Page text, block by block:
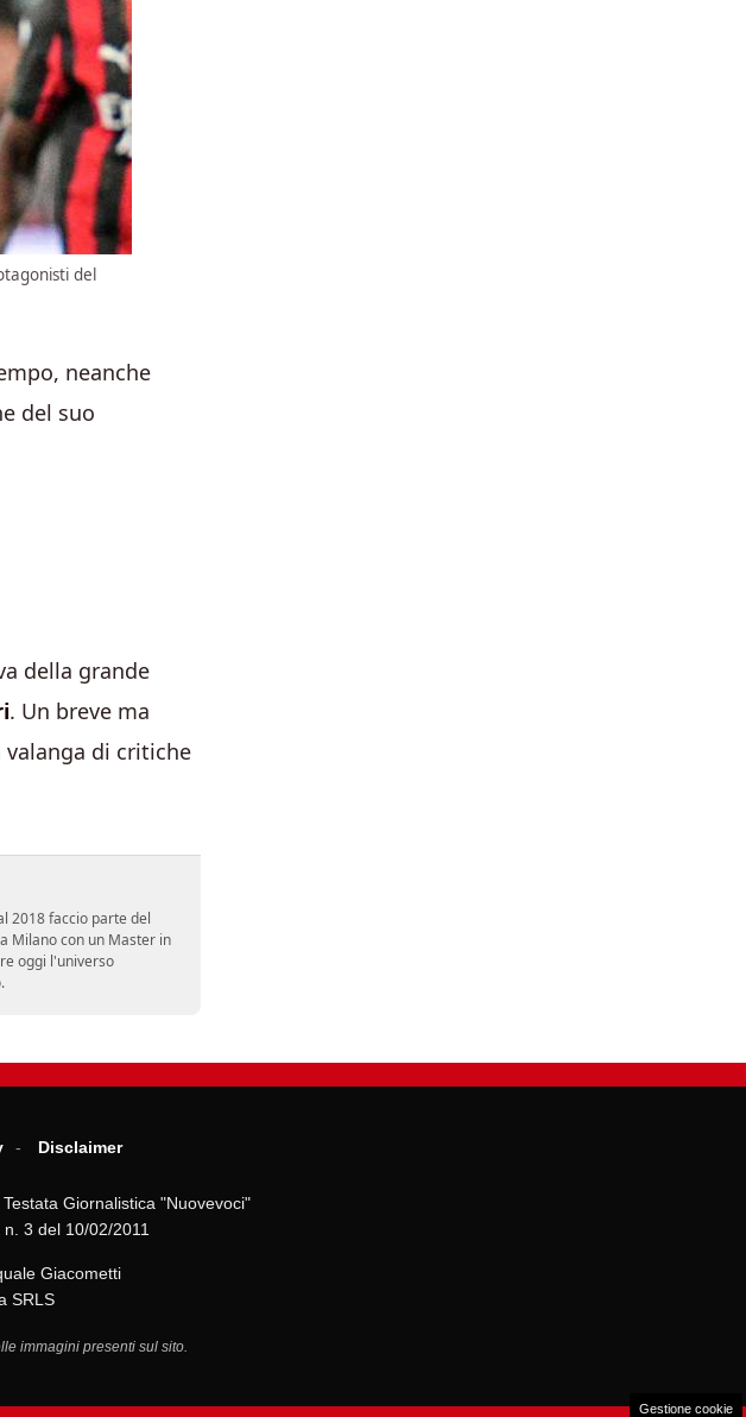
del
neanche
del suo
della grande
. Un breve ma
valanga di critiche
2018 faccio parte del
Milano con un Master in
oggi l'universo
Disclaimer
Giornalistica "Nuovevoci"
3 del 10/02/2011
Giacometti
SRLS
immagini presenti sul sito.
Gestione cookie